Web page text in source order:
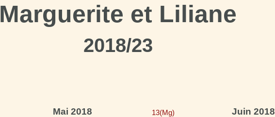
Marguerite et Liliane
2018/23
Mai 2018 13(Mg) Juin 2018